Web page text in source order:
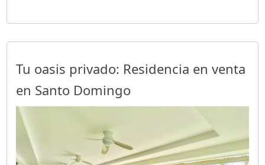
Tu oasis privado: Residencia en venta
en Santo Domingo